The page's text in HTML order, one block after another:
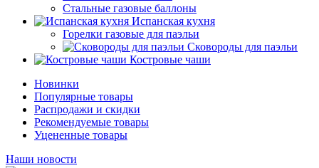
Стальные газовые баллоны
Испанская кухня
Горелки газовые для паэльи
Сковороды для паэльи
Костровые чаши
Новинки
Популярные товары
Распродажи и скидки
Рекомендуемые товары
Уцененные товары
Наши новости